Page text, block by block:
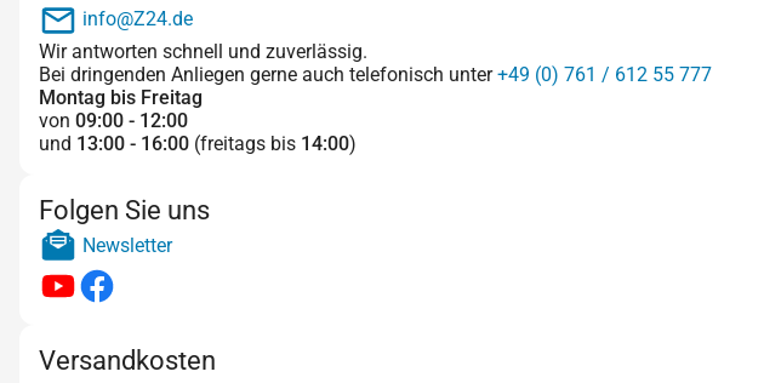
info@Z24.de
Wir antworten schnell und zuverlässig.
Bei dringenden Anliegen gerne auch telefonisch unter+49 (0) 761 / 612 55 777
Montag bis Freitag
von 09:00 - 12:00
und 13:00 - 16:00 (freitags bis 14:00)
Folgen Sie uns
Newsletter
Versandkosten